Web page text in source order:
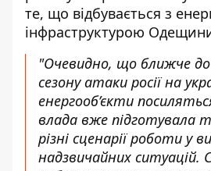
те, що відбувається з
інфраструктурою
"Очевидно, що ближче
сезону атаки росії на
енергооб’єкти
влада вже підготувала
різні сценарії роботи у
надзвичайних ситуацій.